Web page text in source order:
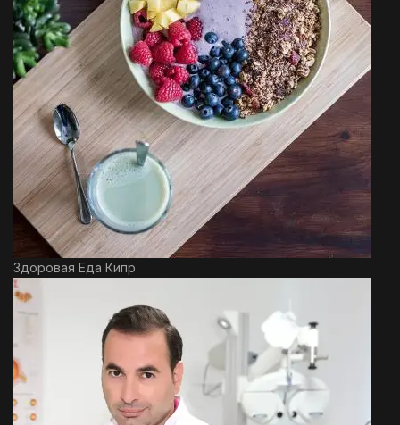
Здоровая Еда Кипр